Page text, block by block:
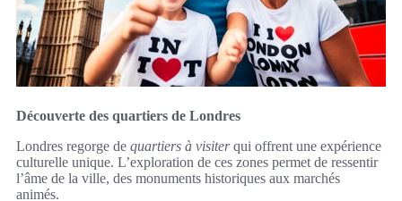
Découverte des quartiers de Londres
Londres regorge de quartiers à visiterqui offrent une expérience
culturelle unique. L’exploration de ces zones permet de ressentir
l’âme de la ville, des monuments historiques aux marchés
animés.